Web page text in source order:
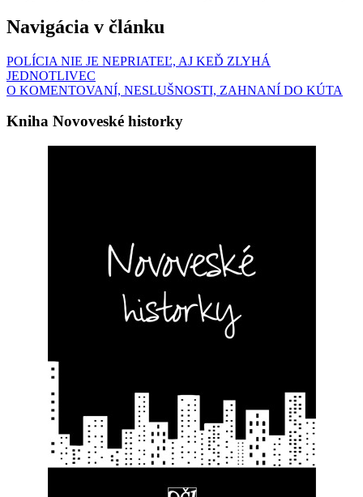
Navigácia v článku
POLÍCIA NIE JE NEPRIATEĽ, AJ KEĎ ZLYHÁ
JEDNOTLIVEC
O KOMENTOVANÍ, NESLUŠNOSTI, ZAHNANÍ DO KÚTA
Kniha Novoveské historky